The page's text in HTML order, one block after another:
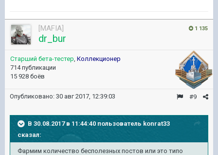
1 135
[MAFIA]
dr_bur
Старший бета-тестер, Коллекционер
714 публикации
15 928 боёв
#9
Опубликовано: 30 авг 2017, 12:39:03
В 30.08.2017 в 11:44:40 пользователь konrat33
сказал:
Фармим количество бесполезных постов или это типо